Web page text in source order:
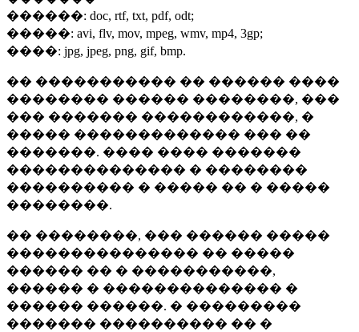
������: doc, rtf, txt, pdf, odt;
�����: avi, flv, mov, mpeg, wmv, mp4, 3gp;
����: jpg, jpeg, png, gif, bmp.
�� ����������� �� ������ ����
�������� ������ ��������, ���
��� ������� ������������, �
����� ������������� ��� ��
�������. ���� ���� �������
�������������� � ��������
���������� � ����� �� � �����
��������.
�� ��������, ��� ������ �����
��������������� �� �����
������ �� � �����������,
������ � �������������� �
������ ������. � ���������
������� ���������� �� �